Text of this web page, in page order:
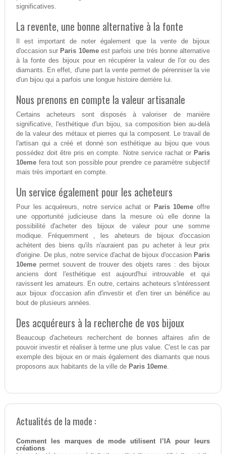
significatives.
La revente, une bonne alternative à la fonte
Il est important de noter également que la vente de bijoux
d'occasion sur Paris 10emeest parfois une très bonne alternative
à la fonte des bijoux pour en récupérer la valeur de l'or ou des
diamants. En effet, d'une part la vente permet de pérenniser la vie
d'un bijou qui a parfois une longue histoire derrière lui.
Nous prenons en compte la valeur artisanale
Certains acheteurs sont disposés à valoriser de manière
significative, l'esthétique d'un bijou, sa composition bien au-delà
de la valeur des métaux et pierres qui la composent. Le travail de
l'artisan qui a créé et donné son esthétique au bijou que vous
possédez doit être pris en compte. Notre service rachat or Paris
10emefera tout son possible pour prendre ce paramètre subjectif
mais très important en compte.
Un service également pour les acheteurs
Pour les acquéreurs, notre service achat or Paris 10eme offre
une opportunité judicieuse dans la mesure où elle donne la
possibilité d'acheter des bijoux de valeur pour une somme
modique. Fréquemment , les aheteurs de bijoux d'occasion
achètent des biens qu'ils n'auraient pas pu acheter à leur prix
d'origine. De plus, notre service d'achat de bijoux d'occasion Paris
10emepermet souvent de trouver des objets rares : des bijoux
anciens dont l'esthétique est aujourd'hui introuvable et qui
ravissent les amateurs. En outre, certains acheteurs s'intéressent
aux bijoux d'occasion afin d'investir et d'en tirer un bénéfice au
bout de plusieurs années.
Des acquéreurs à la recherche de vos bijoux
Beaucoup d'acheteurs recherchent de bonnes affaires afin de
pouvoir investir et réaliser à terme une plus value. C'est le cas par
exemple des bijoux en or mais également des diamants que nous
proposons aux habitants de la ville de Paris 10eme.
Actualités de la mode :
Comment les marques de mode utilisent l’IA pour leurs
créations